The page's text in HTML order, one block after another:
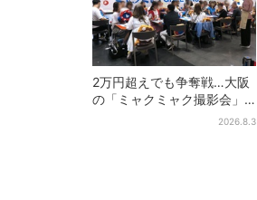
2万円超えでも争奪戦…大阪
の「ミャクミャク撮影会」
に全国からファン集結、参
2026.8.3